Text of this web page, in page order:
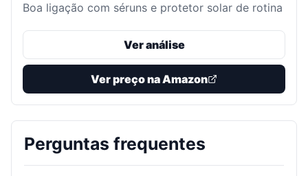
Boa ligação com séruns e protetor solar de rotina
Ver análise
Ver preço na Amazon
Perguntas frequentes